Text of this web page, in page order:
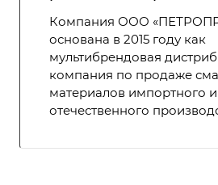
Компания ООО
основана в 2015 году как
мультибрендовая
компания по продаже
материалов импортного и
отечественного